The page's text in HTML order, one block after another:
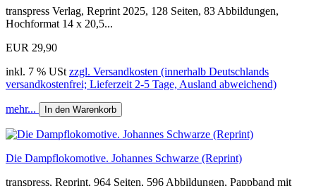
transpress Verlag, Reprint 2025, 128 Seiten, 83 Abbildungen,
Hochformat 14 x 20,5...
EUR 29,90
inkl. 7 % USt zzgl. Versandkosten (innerhalb Deutschlands
versandkostenfrei; Lieferzeit 2-5 Tage, Ausland abweichend)
mehr... In den Warenkorb
Die Dampflokomotive. Johannes Schwarze (Reprint)
transpress, Reprint, 964 Seiten, 596 Abbildungen, Pappband mit